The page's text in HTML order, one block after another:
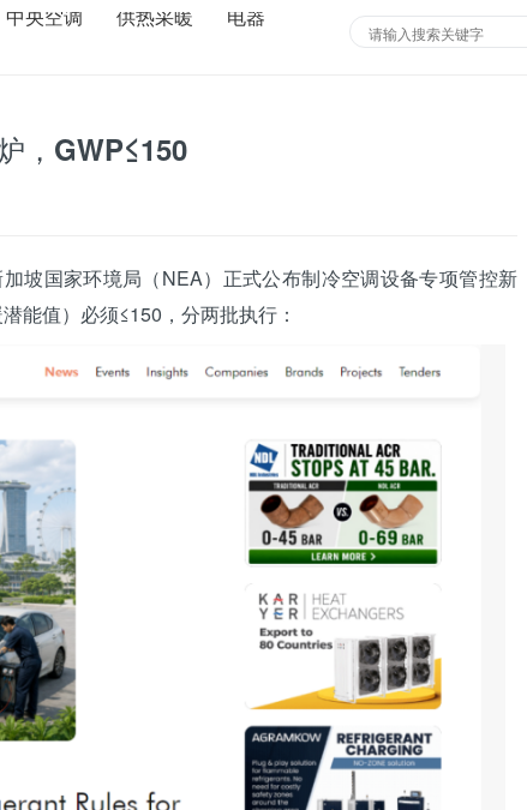
中央空调 供热采暖 电器
，GWP≤150
坡国家环境局（NEA）正式公布制冷空调设备专项管控新
能值）必须≤150，分两批执行：